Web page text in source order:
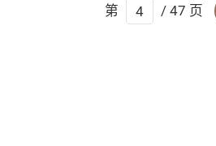
第 / 47 页